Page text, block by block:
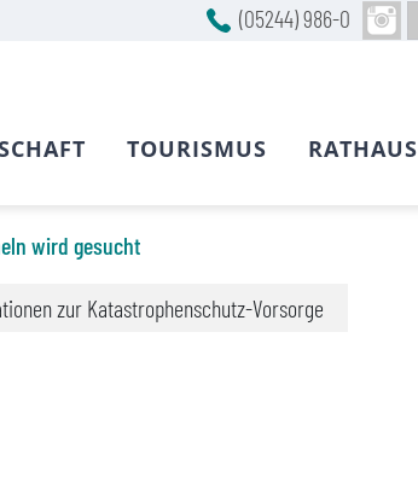
wird gesucht
zur Katastrophenschutz-Vorsorge
(05244) 986-0
TOURISMUS RATHAUS